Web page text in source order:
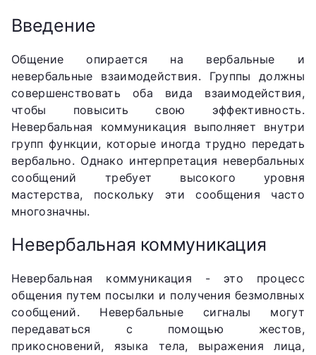
Введение
Общение опирается на вербальные и
невербальные взаимодействия. Группы должны
совершенствовать оба вида взаимодействия,
чтобы повысить свою эффективность.
Невербальная коммуникация выполняет внутри
групп функции, которые иногда трудно передать
вербально. Однако интерпретация невербальных
сообщений требует высокого уровня
мастерства, поскольку эти сообщения часто
многозначны.
Невербальная коммуникация
Невербальная коммуникация - это процесс
общения путем посылки и получения безмолвных
сообщений. Невербальные сигналы могут
передаваться с помощью жестов,
прикосновений, языка тела, выражения лица,